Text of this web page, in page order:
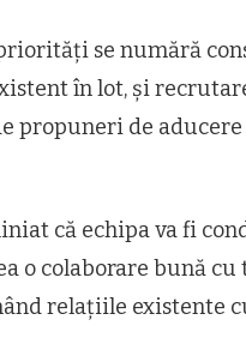
se numără
în lot, și
propuneri de
că echipa va fi
o colaborare bună
relațiile existente